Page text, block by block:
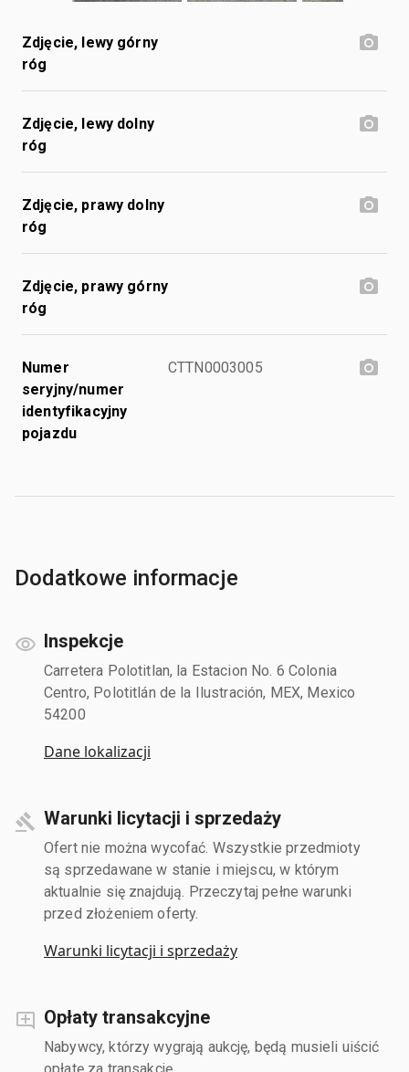
Zdjęcie, lewy górny
róg
Zdjęcie, lewy dolny
róg
Zdjęcie, prawy dolny
róg
Zdjęcie, prawy górny
róg
Numer
seryjny/numer
identyfikacyjny
pojazdu
CTTN0003005
Dodatkowe informacje
Inspekcje
Carretera Polotitlan, la Estacion No. 6 Colonia
Centro, Polotitlán de la Ilustración, MEX, Mexico
54200
Dane lokalizacji
Warunki licytacji i sprzedaży
Ofert nie można wycofać. Wszystkie przedmioty
są sprzedawane w stanie i miejscu, w którym
aktualnie się znajdują. Przeczytaj pełne warunki
przed złożeniem oferty.
Warunki licytacji i sprzedaży
Opłaty transakcyjne
Nabywcy, którzy wygrają aukcję, będą musieli uiścić